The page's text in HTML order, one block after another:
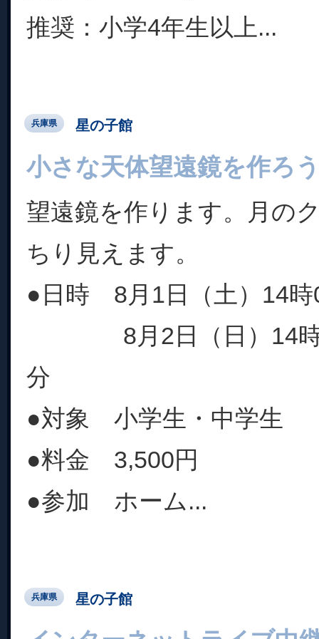
推奨：小学4年生以上...
兵庫県 星の子館
小さな天体望遠鏡を作ろ
望遠鏡を作ります。月の
ちり見えます。
●日時 8月1日（土）14時
8月2日（日）14時
分
●対象 小学生・中学生
●料金 3,500円
●参加 ホーム...
兵庫県 星の子館